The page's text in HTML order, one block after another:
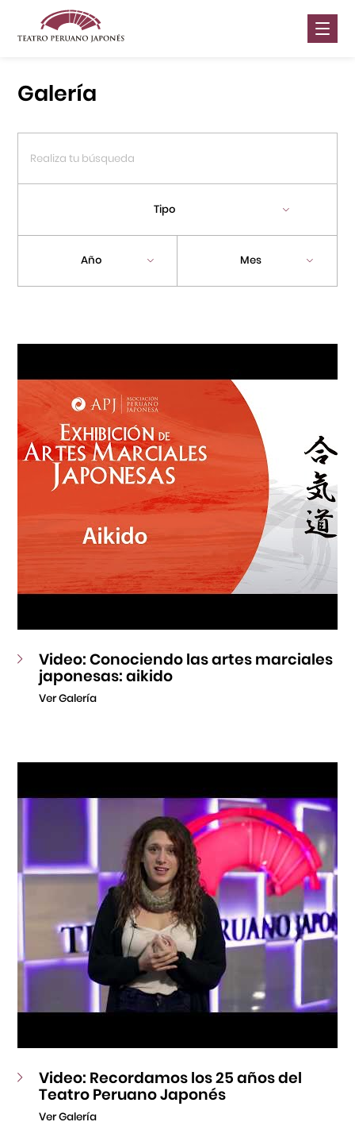
Centro Cultural Peruano Japonés
Teatro Peruano Japonés
Galería
Tipo
Año Mes
Video: Conociendo las artes marciales
japonesas: aikido
Ver Galería
Video: Recordamos los 25 años del
Teatro Peruano Japonés
Ver Galería